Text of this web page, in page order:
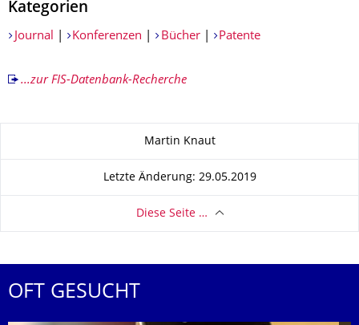
Kategorien
Journal Konferenzen Bücher| Patente
...zur FIS-Datenbank-Recherche
Martin Knaut
Letzte Änderung: 29.05.2019
Diese Seite …
OFT GESUCHT